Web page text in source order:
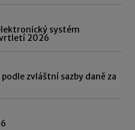
systém
2026
zvláštní sazby daně za